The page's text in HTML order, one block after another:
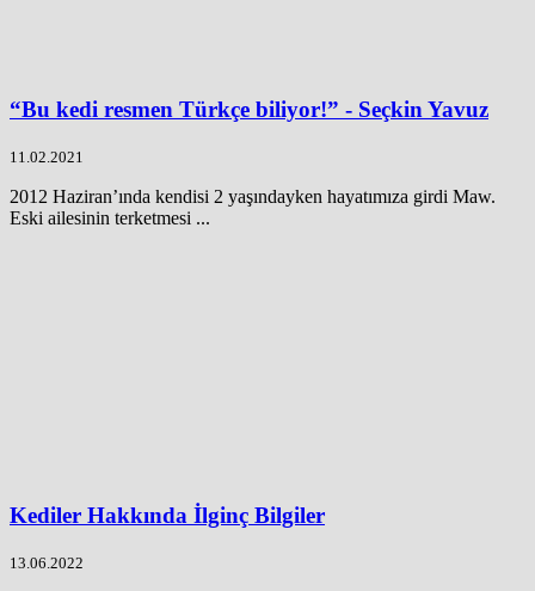
“Bu kedi resmen Türkçe biliyor!” - Seçkin Yavuz
11.02.2021
2012 Haziran’ında kendisi 2 yaşındayken hayatımıza girdi Maw.
Eski ailesinin terketmesi ...
Kediler Hakkında İlginç Bilgiler
13.06.2022